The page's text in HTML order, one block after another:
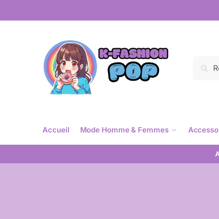
Accueil Mode Homme & Femmes